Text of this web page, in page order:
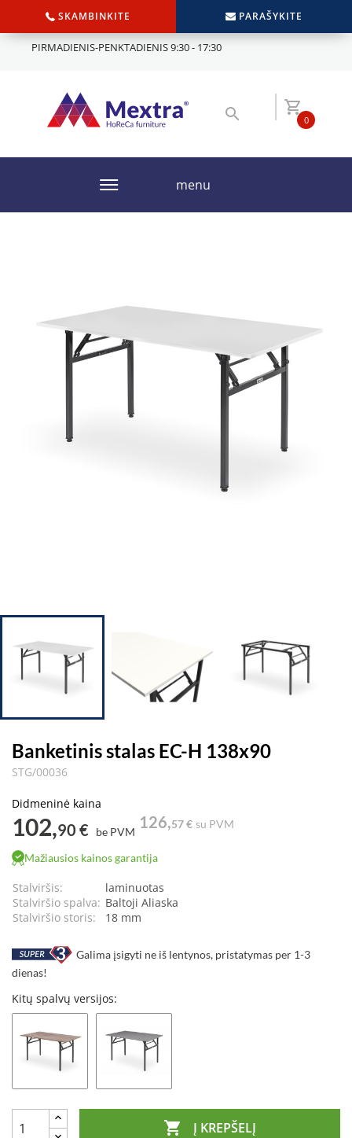
SKAMBINKITE PARAŠYKITE
PIRMADIENIS-PENKTADIENIS 9:30 - 17:30
0
menu
Banketinis stalas EC-H 138x90
STG/00036
Didmeninė kaina
102,90 € be PVM
126,57 € su PVM
Mažiausios kainos garantija
Stalviršis:
laminuotas
Stalviršio spalva: Baltoji Aliaska
Stalviršio storis:
18 mm
Galima įsigyti ne iš lentynos, pristatymas per 1-3
dienas!
Kitų spalvų versijos:
 Į KREPŠELĮ